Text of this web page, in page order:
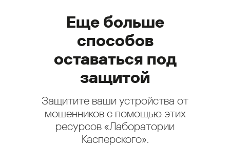
Еще больше
способов
оставаться под
защитой
Защитите ваши устройства от
мошенников с помощью этих
ресурсов «Лаборатории
Касперского».